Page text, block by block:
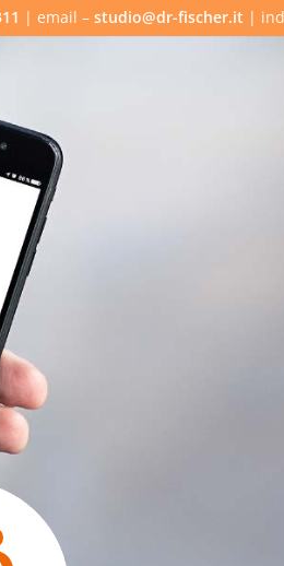
| email – studio@dr-fischer.it |